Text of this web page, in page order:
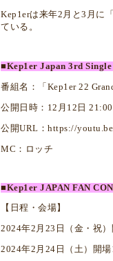
Kep1erは来年2月と3月に
ている。
■Kep1er Japan 3rd
番組名：「Kep1er 22
公開日時：12月12日 21:00
公開URL： https://
MC：ロッチ
■Kep1er JAPAN FAN
【日程・会場】
2024年2月23日（金・祝
2024年2月24日（土）開